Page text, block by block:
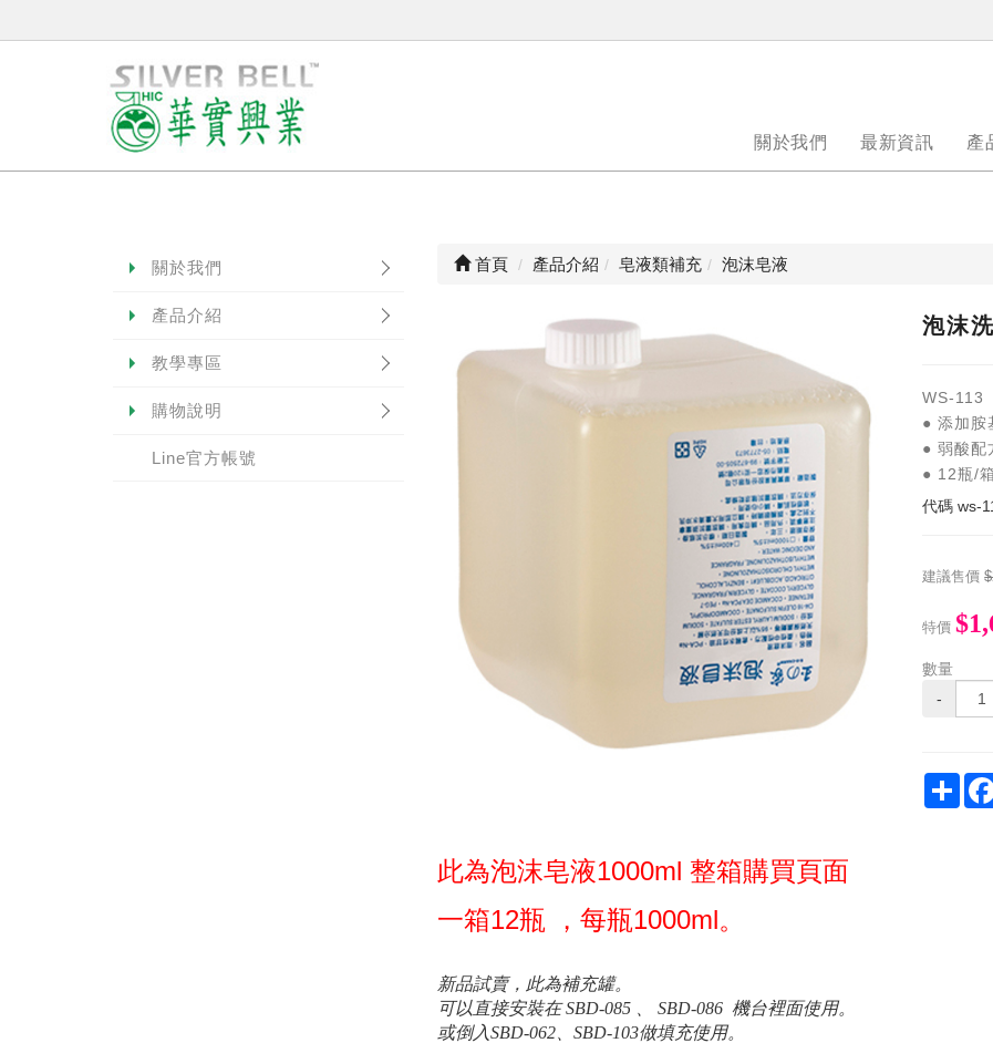
關於我們 最新資訊 產
關於我們
產品介紹
教學專區
購物說明
Line官方帳號
首頁 產品介紹 皂液類補充 泡沫皂液
泡沫
WS-113
● 添加胺
● 弱酸配
● 12瓶/箱
代碼ws-
建議售價
特價
數量
-
此為泡沫皂液1000ml 整箱購買頁面
一箱12瓶 ，每瓶1000ml。
新品試賣，此為補充罐。
可以直接安裝在 SBD-085 、 SBD-086 機台裡面使用。
​或倒入SBD-062、SBD-103做填充使用。